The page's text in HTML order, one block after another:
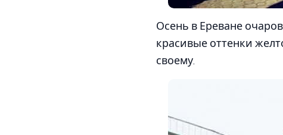
Осень в Ереване
красивые оттенки
своему.